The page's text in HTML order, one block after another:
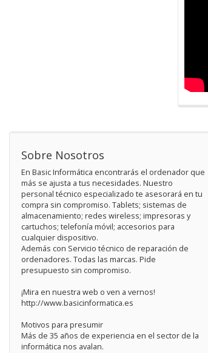
Sobre Nosotros
En Basic Informática encontrarás el ordenador que
más se ajusta a tus necesidades. Nuestro
personal técnico especializado te asesorará en tu
compra sin compromiso. Tablets; sistemas de
almacenamiento; redes wireless; impresoras y
cartuchos; telefonía móvil; accesorios para
cualquier dispositivo.
Además con Servicio técnico de reparación de
ordenadores. Todas las marcas. Pide
presupuesto sin compromiso.
¡Mira en nuestra web o ven a vernos!
http://www.basicinformatica.es
Motivos para presumir
Más de 35 años de experiencia en el sector de la
informática nos avalan.